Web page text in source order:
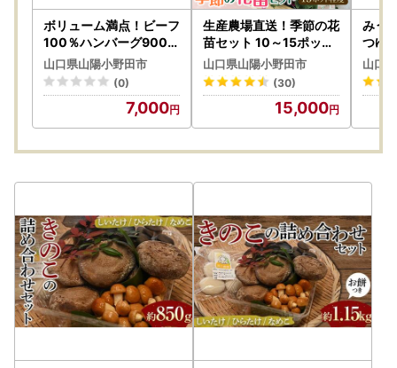
ボリューム満点！ビーフ
100％ハンバーグ900g
180g×5パック(個包装)
F6L-1329
山口県山陽小野田市
(0)
7,000
生産農場直送！季節の花
苗セット 10～15ポット
F6L-415
山口県山陽小野田市
(30)
15,000
みう
つゆ
ト 蕎
セッ
類 食
山口